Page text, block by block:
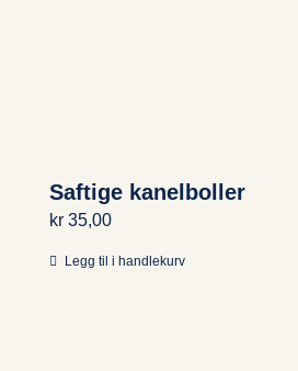
Saftige kanelboller
kr35,00
Legg til i handlekurv